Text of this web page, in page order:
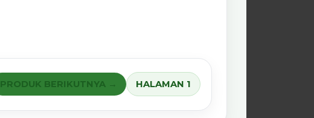
PRODUK BERIKUTNYA → HALAMAN 1